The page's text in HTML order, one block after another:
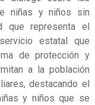
niñas y niños sin
que representa el
estatal que
de protección y
a la población
destacando el
y niños que se